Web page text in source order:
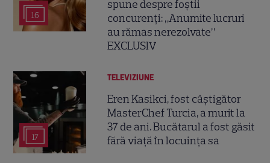
16
spune despre foștii
concurenți: „Anumite lucruri
au rămas nerezolvate”
EXCLUSIV
17
TELEVIZIUNE
Eren Kasikci, fost câștigător
MasterChef Turcia, a murit la
37 de ani. Bucătarul a fost găsit
fără viață în locuința sa